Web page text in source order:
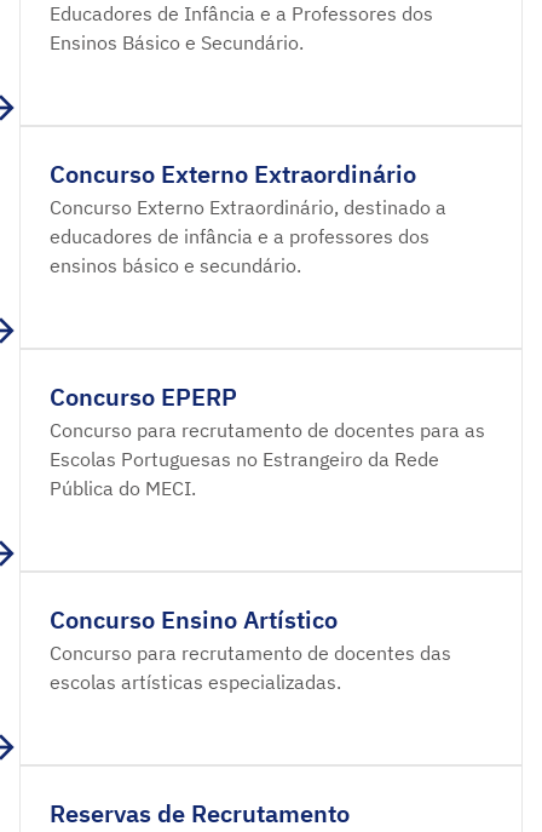
Educadores de Infância e a Professores dos
Ensinos Básico e Secundário.
Concurso Externo Extraordinário
Concurso Externo Extraordinário, destinado a
educadores de infância e a professores dos
ensinos básico e secundário.
Concurso EPERP
Concurso para recrutamento de docentes para as
Escolas Portuguesas no Estrangeiro da Rede
Pública do MECI.
Concurso Ensino Artístico
Concurso para recrutamento de docentes das
escolas artísticas especializadas.
Reservas de Recrutamento